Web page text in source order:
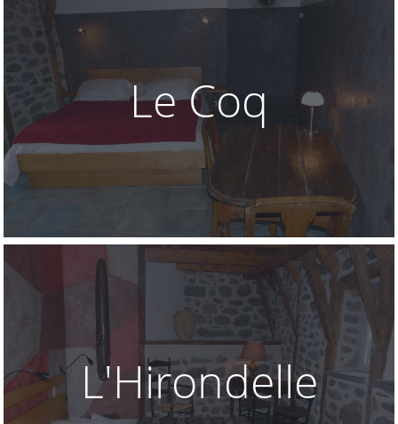
Le Coq
L'Hirondelle